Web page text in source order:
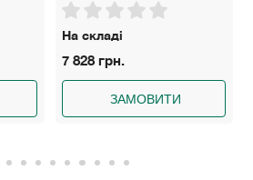
На складі
7 828 грн.
ЗАМОВИТИ